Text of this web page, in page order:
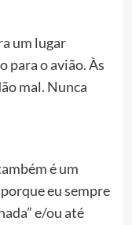
um lugar
para o avião. Às
mal. Nunca
é um
eu sempre
e/ou até